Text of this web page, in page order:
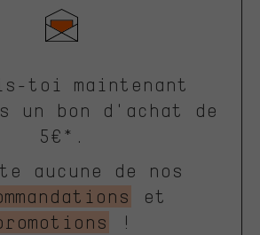
toi maintenant
un bon d'achat de
5€*.
aucune de nos
et
!